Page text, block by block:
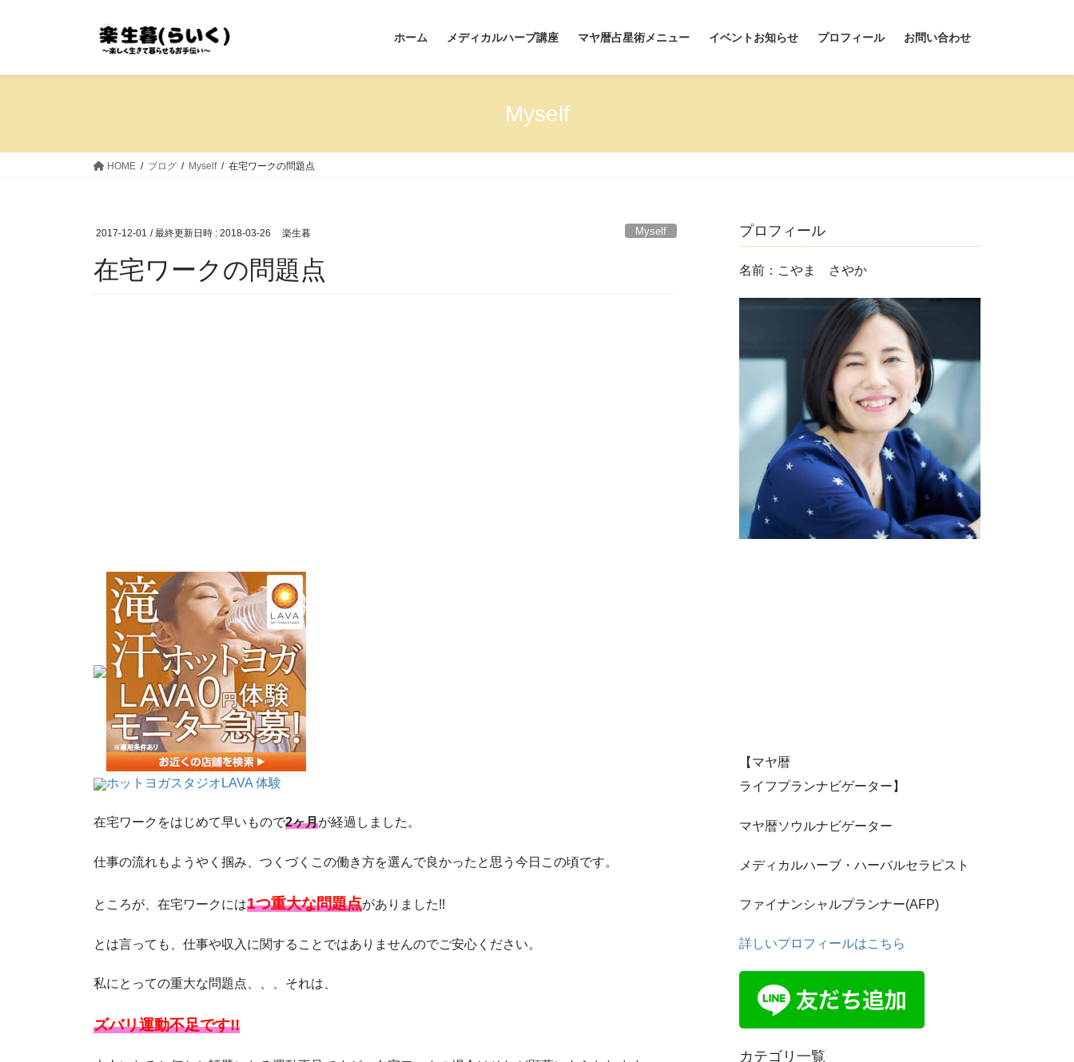
ホーム メディカルハーブ講座 マヤ暦占星術メニュー イベントお知らせ プロフィール お問い合わせ
Myself
HOME ブログ Myself 在宅ワークの問題点
2017-12-01 / 最終更新日時 : 2018-03-26 楽生暮 Myself
在宅ワークの問題点
ホットヨガスタジオLAVA 体験
在宅ワークをはじめて早いもので2ヶ月が経過しました。
仕事の流れもようやく掴み、つくづくこの働き方を選んで良かったと思う今日この頃です。
ところが、在宅ワークには1つ重大な問題点がありました!!
とは言っても、仕事や収入に関することではありませんのでご安心ください。
私にとっての重大な問題点、、、それは、
ズバリ運動不足です!!
プロフィール
名前：こやま さやか
【マヤ暦
ライフプランナビゲーター】
マヤ暦ソウルナビゲーター
メディカルハーブ・ハーバルセラピスト
ファイナンシャルプランナー(AFP)
詳しいプロフィールはこちら
カテゴリ一覧